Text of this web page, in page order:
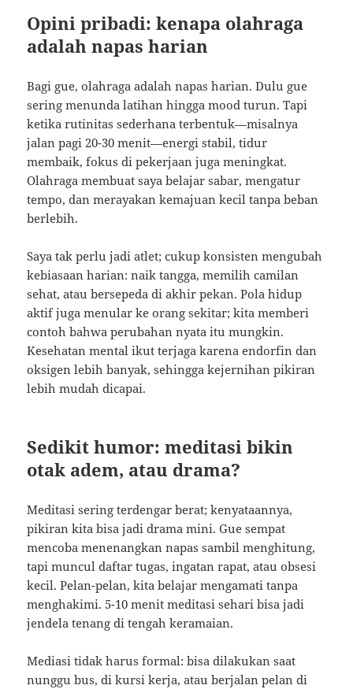
Opini pribadi: kenapa olahraga
adalah napas harian
Bagi gue, olahraga adalah napas harian. Dulu gue
sering menunda latihan hingga mood turun. Tapi
ketika rutinitas sederhana terbentuk—misalnya
jalan pagi 20-30 menit—energi stabil, tidur
membaik, fokus di pekerjaan juga meningkat.
Olahraga membuat saya belajar sabar, mengatur
tempo, dan merayakan kemajuan kecil tanpa beban
berlebih.
Saya tak perlu jadi atlet; cukup konsisten mengubah
kebiasaan harian: naik tangga, memilih camilan
sehat, atau bersepeda di akhir pekan. Pola hidup
aktif juga menular ke orang sekitar; kita memberi
contoh bahwa perubahan nyata itu mungkin.
Kesehatan mental ikut terjaga karena endorfin dan
oksigen lebih banyak, sehingga kejernihan pikiran
lebih mudah dicapai.
Sedikit humor: meditasi bikin
otak adem, atau drama?
Meditasi sering terdengar berat; kenyataannya,
pikiran kita bisa jadi drama mini. Gue sempat
mencoba menenangkan napas sambil menghitung,
tapi muncul daftar tugas, ingatan rapat, atau obsesi
kecil. Pelan-pelan, kita belajar mengamati tanpa
menghakimi. 5-10 menit meditasi sehari bisa jadi
jendela tenang di tengah keramaian.
Mediasi tidak harus formal: bisa dilakukan saat
nunggu bus, di kursi kerja, atau berjalan pelan di